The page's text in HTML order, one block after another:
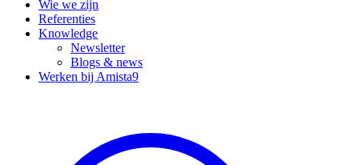
Wie we zijn
Referenties
Knowledge
Newsletter
Blogs & news
Werken bij Amista9